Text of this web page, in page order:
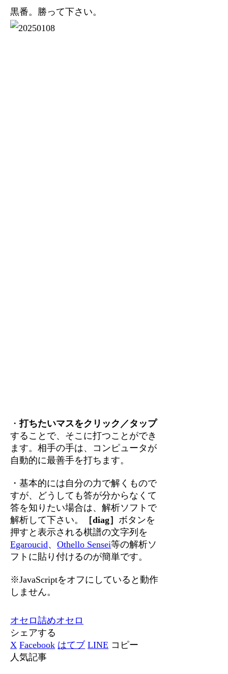
黒番。勝って下さい。
・打ちたいマスをクリック／タップ
することで、そこに打つことができ
ます。相手の手は、コンピュータが
自動的に最善手を打ちます。
・基本的には自分の力で解くもので
すが、どうしても答が分からなくて
答を知りたい場合は、解析ソフトで
解析して下さい。
［diag］ ボタンを
押すと表示される棋譜の文字列を
Egaroucid、Othello Sensei等の解析ソ
フトに貼り付けるのが簡単です。
※JavaScriptをオフにしていると動作
しません。
オセロ詰めオセロ
シェアする
X Facebook はてブ LINE コピー
人気記事